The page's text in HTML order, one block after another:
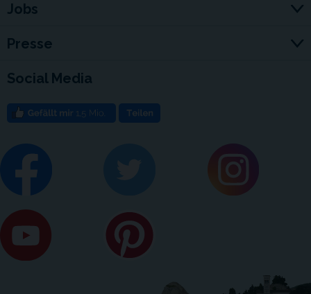
Jobs
Presse
Social Media